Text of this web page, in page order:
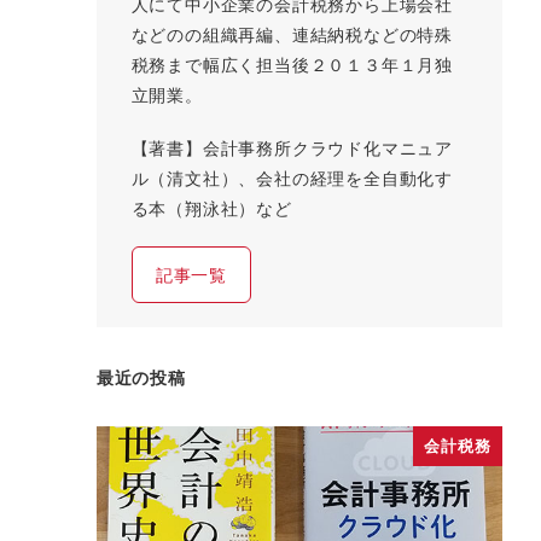
などのの組織再編、連結納税などの特殊
税務まで幅広く担当後２０１３年１月独
立開業。
【著書】会計事務所クラウド化マニュア
ル（清文社）、会社の経理を全自動化す
る本（翔泳社）など
記事一覧
最近の投稿
会計税務